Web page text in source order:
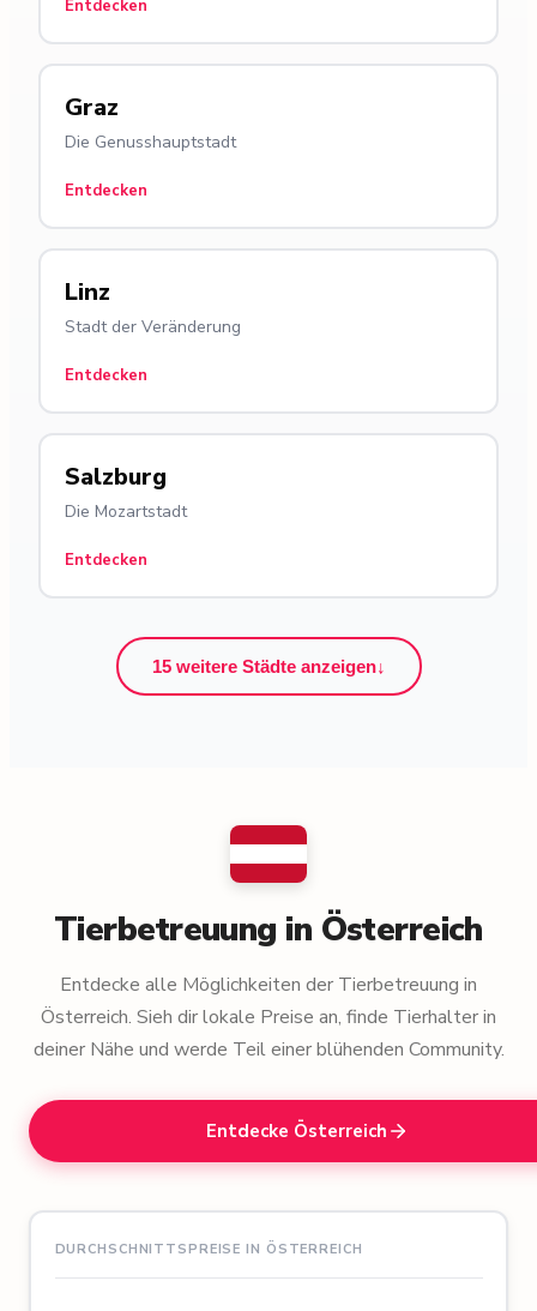
Entdecken
Graz
Die Genusshauptstadt
Entdecken
Linz
Stadt der Veränderung
Entdecken
Salzburg
Die Mozartstadt
Entdecken
15 weitere Städte anzeigen↓
Tierbetreuung in Österreich
Entdecke alle Möglichkeiten der Tierbetreuung in
Österreich. Sieh dir lokale Preise an, finde Tierhalter in
deiner Nähe und werde Teil einer blühenden Community.
Entdecke Österreich
DURCHSCHNITTSPREISE IN ÖSTERREICH